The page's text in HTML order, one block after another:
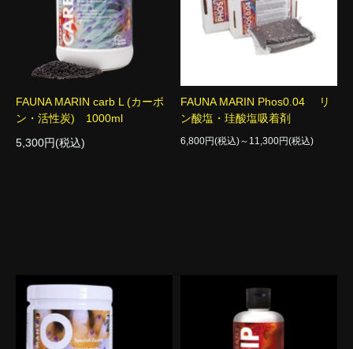
FAUNA MARIN carb L (カーボ
ン・活性炭) 1000ml
5,300円(税込)
FAUNA MARIN Phos0.04 リ
ン酸塩・珪酸塩吸着剤
6,800円(税込)～11,300円(税込)